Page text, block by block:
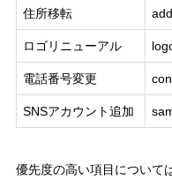
住所移転
ロゴリニューアル
電話番号変更
SNSアカウント追加
優先度の高い項目について